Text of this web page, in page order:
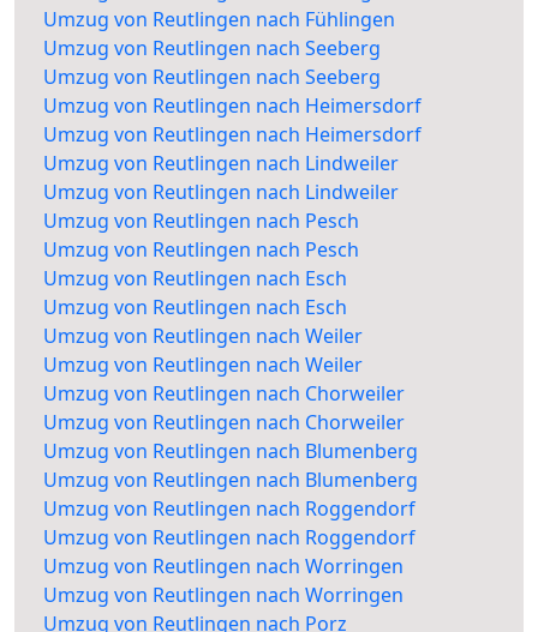
Umzug von Reutlingen nach Fühlingen
Umzug von Reutlingen nach Seeberg
Umzug von Reutlingen nach Seeberg
Umzug von Reutlingen nach Heimersdorf
Umzug von Reutlingen nach Heimersdorf
Umzug von Reutlingen nach Lindweiler
Umzug von Reutlingen nach Lindweiler
Umzug von Reutlingen nach Pesch
Umzug von Reutlingen nach Pesch
Umzug von Reutlingen nach Esch
Umzug von Reutlingen nach Esch
Umzug von Reutlingen nach Weiler
Umzug von Reutlingen nach Weiler
Umzug von Reutlingen nach Chorweiler
Umzug von Reutlingen nach Chorweiler
Umzug von Reutlingen nach Blumenberg
Umzug von Reutlingen nach Blumenberg
Umzug von Reutlingen nach Roggendorf
Umzug von Reutlingen nach Roggendorf
Umzug von Reutlingen nach Worringen
Umzug von Reutlingen nach Worringen
Umzug von Reutlingen nach Porz